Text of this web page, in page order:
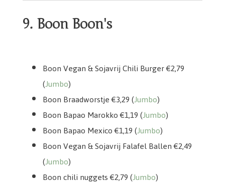
9. Boon Boon's
Boon Vegan & Sojavrij Chili Burger €2,79
(Jumbo)
Boon Braadworstje €3,29 (Jumbo)
Boon Bapao Marokko €1,19 (Jumbo)
Boon Bapao Mexico €1,19 (Jumbo)
Boon Vegan & Sojavrij Falafel Ballen €2,49
(Jumbo)
Boon chili nuggets €2,79 (Jumbo)